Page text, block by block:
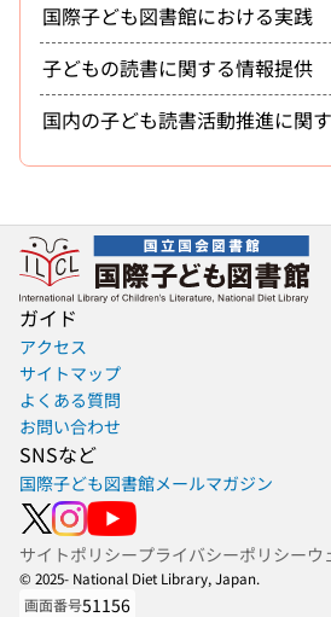
国際子ども図書館における実践
子どもの読書に関する情報提供
国内の子ども読書活動推進に関
ガイド
アクセス
サイトマップ
よくある質問
お問い合わせ
SNSなど
国際子ども図書館メールマガジン
サイトポリシープライバシーポリシーウ
© 2025- National Diet Library, Japan.
画面番号51156